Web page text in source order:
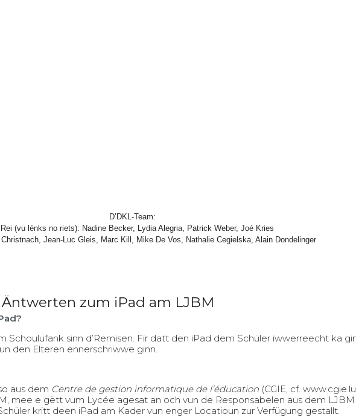
D’DKL-Team:
(vu lénks no riets): Nadine Becker, Lydia Alegria, Patrick Weber, Joé Kries
Jean-Luc Gleis, Marc Kill, Mike De Vos, Nathalie Cegielska, Alain Dondelinger
Äntwerten zum iPad am LJBM
Schoulufank sinn d’Remisen. Fir datt den iPad dem Schüler iwwerreecht ka
den Elteren ënnerschriwwe ginn.
aus dem Centre de gestion informatique de l’éducation (CGIE, cf. www.cgie.lu
mee e gëtt vum Lycée agesat an och vun de Responsabelen aus dem LJBM
kritt deen iPad am Kader vun enger Locatioun zur Verfügung gestallt.